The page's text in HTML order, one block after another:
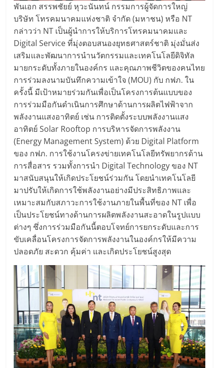
พันเอก สรรพชัยย์ หุวะนันทน์ กรรมการผู้จัดการใหญ่
บริษัท โทรคมนาคมแห่งชาติ จำกัด (มหาชน) หรือ NT
กล่าวว่า NT เป็นผู้นำการให้บริการโทรคมนาคมและ
Digital Service ที่มุ่งตอบสนองยุทธศาสตร์ชาติ มุ่งมั่นส่ง
เสริมและพัฒนาการนำนวัตกรรมและเทคโนโลยีดิจิทัล
มายกระดับทั้งภายในองค์กร และคุณภาพชีวิตของคนไทย
การร่วมลงนามบันทึกความเข้าใจ (MOU) กับ กฟภ. ใน
ครั้งนี้ มีเป้าหมายร่วมกันเพื่อเป็นโครงการต้นแบบของ
การร่วมมือกันดำเนินการศึกษาด้านการผลิตไฟฟ้าจาก
พลังงานแสงอาทิตย์ เช่น การติดตั้งระบบพลังงานแสง
อาทิตย์ Solar Rooftop การบริหารจัดการพลังงาน
(Energy Management System) ด้วย Digital Platform
ของ กฟภ. การใช้งานโครงข่ายเทคโนโลยีทรัพยากรด้าน
การสื่อสาร รวมทั้งการนำ Digital Technology ของ NT
มาสนับสนุนให้เกิดประโยชน์ร่วมกัน โดยนำเทคโนโลยี
มาปรับให้เกิดการใช้พลังงานอย่างมีประสิทธิภาพและ
เหมาะสมกับสภาวะการใช้งานภายในพื้นที่ของ NT เพื่อ
เป็นประโยชน์ทางด้านการผลิตพลังงานสะอาดในรูปแบบ
ต่างๆ ซึ่งการร่วมมือกันนี้ตอบโจทย์การยกระดับและการ
ขับเคลื่อนโครงการจัดการพลังงานในองค์กรให้มีความ
ปลอดภัย สะดวก คุ้มค่า และเกิดประโยชน์สูงสุด